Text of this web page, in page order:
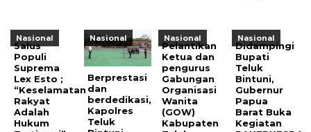
Nasional
Salus
Populi
Suprema
Lex Esto ;
“Keselamatan
Rakyat
Adalah
Hukum
Nasional
Berprestasi
dan
berdedikasi,
Kapolres
Teluk
Nasional
Pelantikan
Ketua dan
pengurus
Gabungan
Organisasi
Wanita
(GOW)
Kabupaten
Nasional
Didampingi
Bupati
Teluk
Bintuni,
Gubernur
Papua
Barat Buka
Kegiatan